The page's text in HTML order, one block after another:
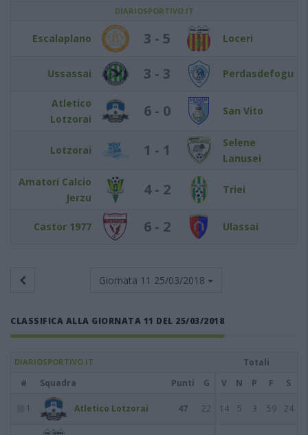
DIARIOSPORTIVO.IT
Escalaplano 3 - 5 Loceri
Ussassai 3 - 3 Perdasdefogu
Atletico
Lotzorai
6 - 0 San Vito
Lotzorai 1 - 1
Selene
Lanusei
Amatori Calcio
Jerzu
4 - 2 Triei
Castor 1977 6 - 2 Ulassai
Giornata 11 25/03/2018
CLASSIFICA ALLA GIORNATA 11 DEL 25/03/2018
DIARIOSPORTIVO.IT
Totali
#
Squadra Punti G V N P F S
1 Atletico Lotzorai 47 22 14 5 3 59 24